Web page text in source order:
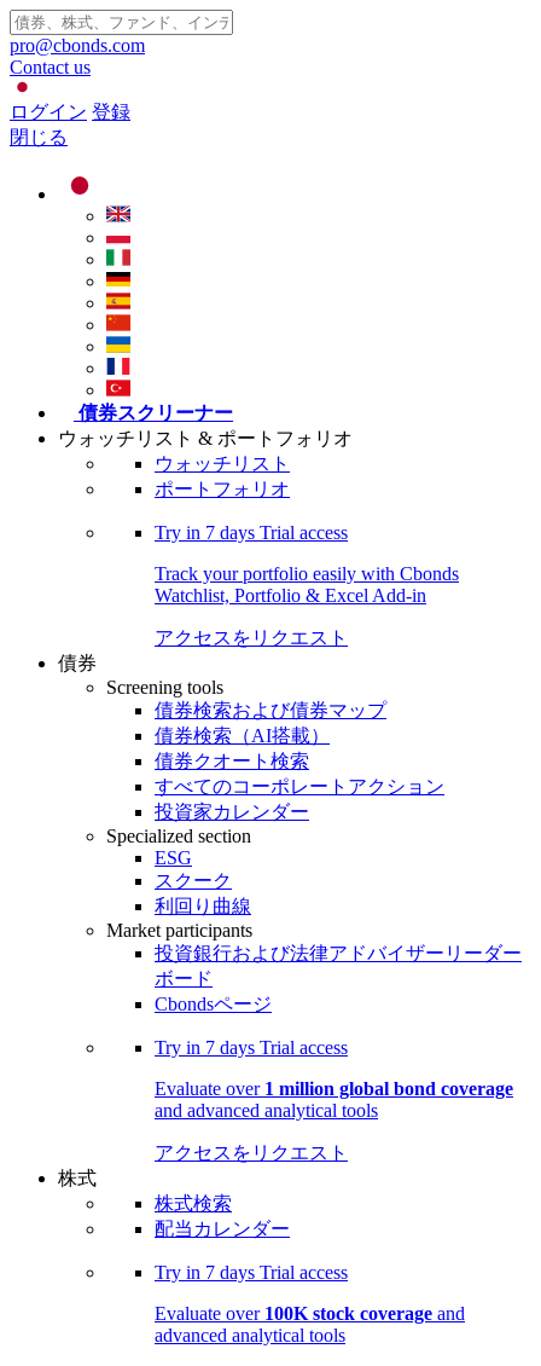
pro@cbonds.com
Contact us
ログイン 登録
閉じる
債券スクリーナー
ウォッチリスト & ポートフォリオ
ウォッチリスト
ポートフォリオ
Try in 7 days Trial access
Track your portfolio easily with Cbonds
Watchlist, Portfolio & Excel Add-in
アクセスをリクエスト
債券
Screening tools
債券検索および債券マップ
債券検索（AI搭載）
債券クオート検索
すべてのコーポレートアクション
投資家カレンダー
Specialized section
ESG
スクーク
利回り曲線
Market participants
投資銀行および法律アドバイザーリーダー
ボード
Cbondsページ
Try in 7 days Trial access
Evaluate over 1 million global bond coverage
and advanced analytical tools
アクセスをリクエスト
株式
株式検索
配当カレンダー
Try in 7 days Trial access
Evaluate over 100K stock coverage and
advanced analytical tools